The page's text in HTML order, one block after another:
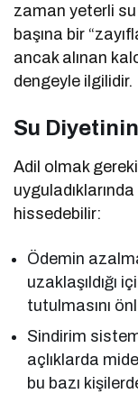
zaman yeterli
başına bir
ancak alınan
dengeyle ilgilidir.
Su
Adil olmak
hissedebilir:
Ödemin
uzaklaşıldığı
tutulmasını
Sindirim
açlıklarda
bu bazı